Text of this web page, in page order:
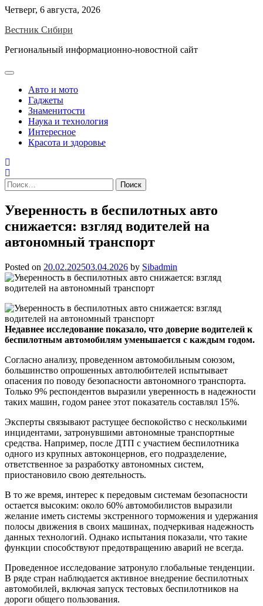
Skip
content
Четверг, 6 августа, 2026
Вестник Сибири
Региональный информационно-новостной сайт
Авто и мото
Гаджеты
Знаменитости
Наука и технология
Интересное
Красота и здоровье
Найти:
Уверенность в беспилотных авто
снижается: взгляд водителей на
автономный транспорт
Posted on 20.02.202503.04.2026 by Sibadmin
Недавнее исследование показало, что доверие водителей к
беспилотным автомобилям уменьшается с каждым годом.
Согласно анализу, проведенном автомобильным союзом,
большинство опрошенных автолюбителей испытывает
опасения по поводу безопасности автономного транспорта.
Только 9% респондентов выразили уверенность в надежности
таких машин, годом ранее этот показатель составлял 15%.
Эксперты связывают растущее беспокойство с несколькими
инцидентами, затронувшими автономные транспортные
средства. Например, после ДТП с участием беспилотника
одного из крупных автоконцернов, его подразделение,
ответственное за разработку автономных систем,
приостановило свою деятельность.
В то же время, интерес к передовым системам безопасности
остается высоким: около 60% автомобилистов выразили
желание иметь системы экстренного торможения и удержания
полосы движения в своих машинах, подчеркивая надежность
данных технологий. Однако испытания показали, что такие
функции способствуют предотвращению аварий не всегда.
Проведенное исследование затронуло глобальные тенденции.
В ряде стран наблюдается активное внедрение беспилотных
автомобилей, включая запуск тестовых беспилотников на
дороги общего пользования.